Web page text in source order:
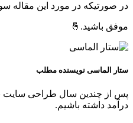
در صورتیکه در مورد این مقاله
موفق باشید.🤞
ستار الماسی نویسنده مطلب
پس از چندین سال طراحی سایت
درآمد داشته باشیم.